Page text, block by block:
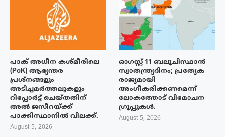
പാക് അധീന കശ്മീരിലെ
(PoK) ആഭ്യന്തര
പ്രശ്നങ്ങളും
അടിച്ചമർത്തലുകളും
റിപ്പോർട്ട് ചെയ്തതിന്
അൽ ജസീറയ്‌ക്ക്
പാക്കിസ്ഥാനിൽ വിലക്ക്.
August 5, 2026
ഓഗസ്റ്റ് 11 ബലൂചിസ്ഥാൻ
സ്വാതന്ത്ര്യദിനം; പ്രത്യേക
രാജ്യമായി
അംഗീകരിക്കണമെന്ന്
ലോകത്തോട് വിമോചന
ഗ്രൂപ്പുകൾ.
August 5, 2026